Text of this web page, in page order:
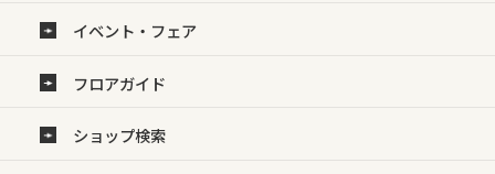
イベント・フェア
フロアガイド
ショップ検索